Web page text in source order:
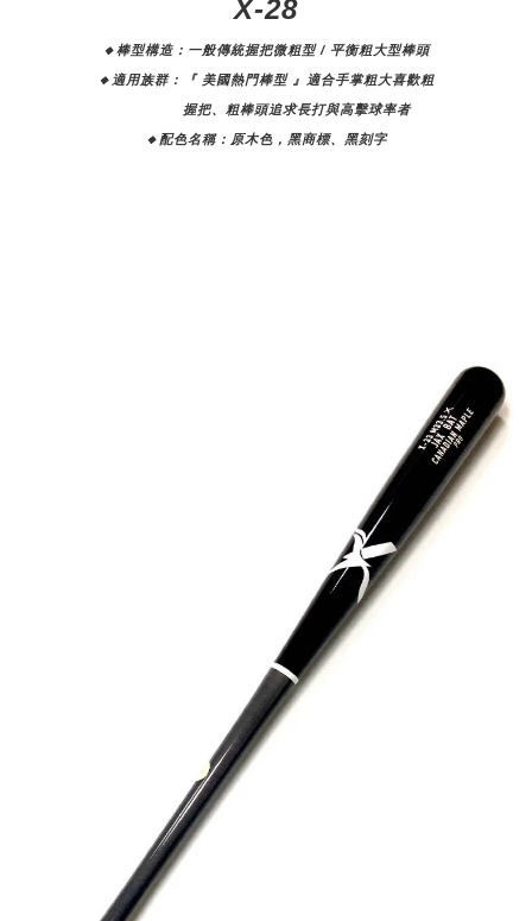
X-28
🔸棒型構造：一般傳統握把微粗型 / 平衡粗大型棒頭
🔸適用族群：『 美國熱門棒型 』適合手掌粗大喜歡粗
握把、粗棒頭追求長打與高擊球率者
🔸配色名稱：原木色，黑商標、黑刻字